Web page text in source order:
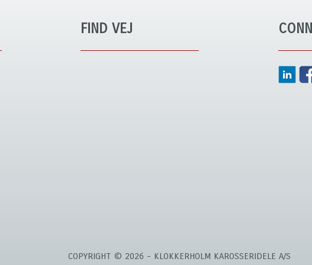
FIND VEJ
COPYRIGHT © 2026 - KLOKKERHOLM KAROSSERIDELE A/S